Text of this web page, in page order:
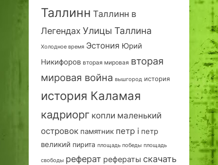
Таллинн Таллинн в
Легендах Улицы Таллина
Холодное время Эстония Юрий
Никифоров вторая мировая вторая
мировая война вышгород история
история Каламая
кадриорг копли маленький
островок памятник петр i петр
великий пирита площадь победы площадь
свободы реферат рефераты скачать